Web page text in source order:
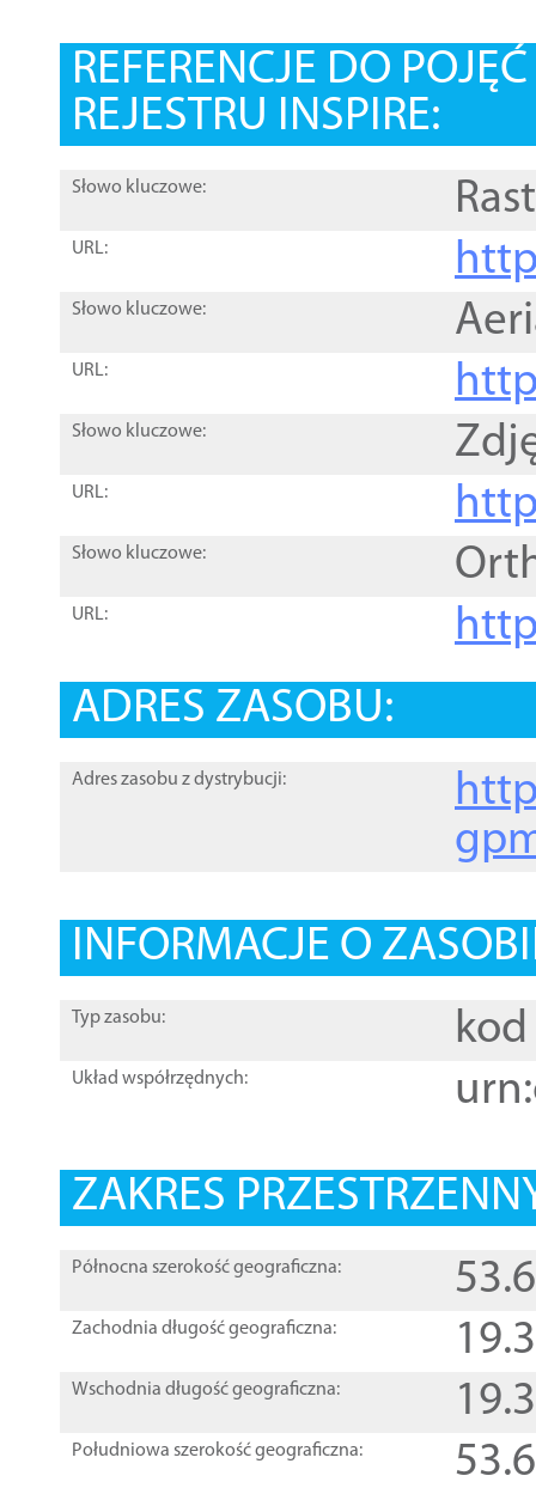
REFERENCJE DO
REJESTRU INSPIRE:
Słowo kluczowe:
URL:
Słowo kluczowe:
URL:
Słowo kluczowe:
URL:
Słowo kluczowe:
URL:
ADRES ZASOBU:
Adres zasobu z dystrybucji:
INFORMACJE O
Typ zasobu: kod
Układ współrzędnych:
ZAKRES
Północna szerokość geograficzna:
Zachodnia długość geograficzna:
Wschodnia długość geograficzna:
Południowa szerokość geograficzna: